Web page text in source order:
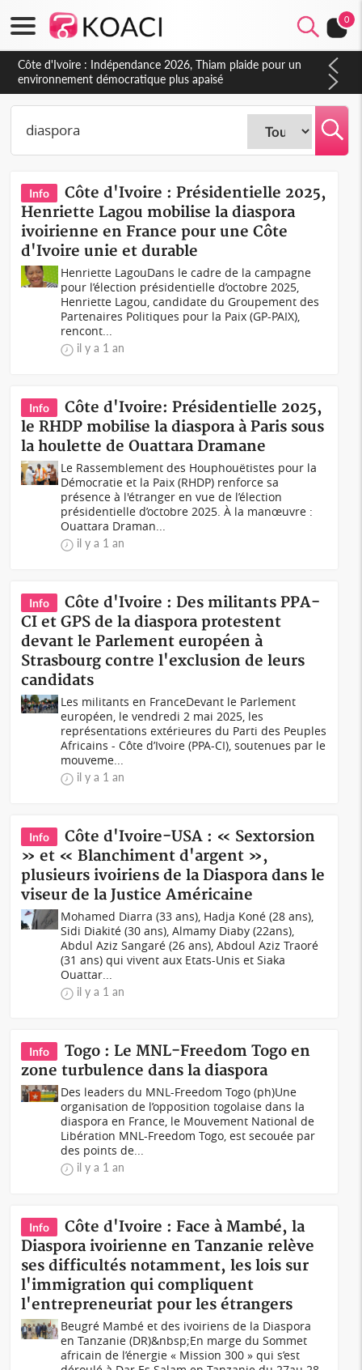
0
Côte d'Ivoire : Concours INFAS 2026, les convocations
seront disponibles à compter du samedi
Info
Côte d'Ivoire : Présidentielle 2025,
Henriette Lagou mobilise la diaspora
ivoirienne en France pour une Côte
d'Ivoire unie et durable
Henriette LagouDans le cadre de la campagne
pour l’élection présidentielle d’octobre 2025,
Henriette Lagou, candidate du Groupement des
Partenaires Politiques pour la Paix (GP-PAIX),
rencont...
il y a 1 an
Info
Côte d'Ivoire: Présidentielle 2025,
le RHDP mobilise la diaspora à Paris sous
la houlette de Ouattara Dramane
Le Rassemblement des Houphouëtistes pour la
Démocratie et la Paix (RHDP) renforce sa
présence à l'étranger en vue de l’élection
présidentielle d’octobre 2025. À la manœuvre :
Ouattara Draman...
il y a 1 an
Info
Côte d'Ivoire : Des militants PPA-
CI et GPS de la diaspora protestent
devant le Parlement européen à
Strasbourg contre l'exclusion de leurs
candidats
Les militants en FranceDevant le Parlement
européen, le vendredi 2 mai 2025, les
représentations extérieures du Parti des Peuples
Africains - Côte d’Ivoire (PPA-CI), soutenues par le
mouveme...
il y a 1 an
Info
Côte d'Ivoire-USA : « Sextorsion
» et « Blanchiment d'argent »,
plusieurs ivoiriens de la Diaspora dans le
viseur de la Justice Américaine
Mohamed Diarra (33 ans), Hadja Koné (28 ans),
Sidi Diakité (30 ans), Almamy Diaby (22ans),
Abdul Aziz Sangaré (26 ans), Abdoul Aziz Traoré
(31 ans) qui vivent aux Etats-Unis et Siaka
Ouattar...
il y a 1 an
Info
Togo : Le MNL-Freedom Togo en
zone turbulence dans la diaspora
Des leaders du MNL-Freedom Togo (ph)Une
organisation de l’opposition togolaise dans la
diaspora en France, le Mouvement National de
Libération MNL-Freedom Togo, est secouée par
des points de...
il y a 1 an
Info
Côte d'Ivoire : Face à Mambé, la
Diaspora ivoirienne en Tanzanie relève
ses difficultés notamment, les lois sur
l'immigration qui compliquent
l'entrepreneuriat pour les étrangers
Beugré Mambé et des ivoiriens de la Diaspora
en Tanzanie (DR)&nbsp;En marge du Sommet
africain de l’énergie « Mission 300 » qui s’est